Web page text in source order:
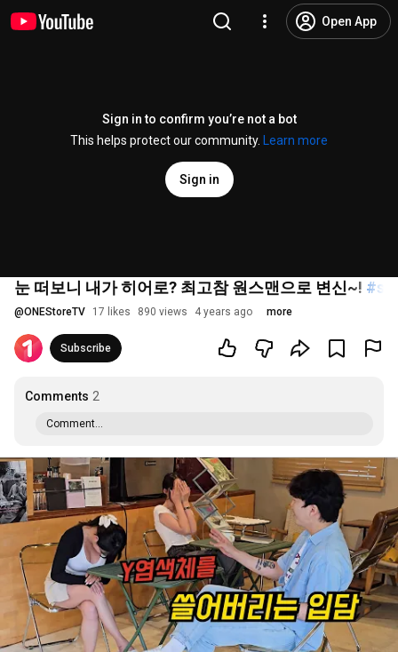
Open App
Sign in to confirm you’re not a bot
This helps protect our community.
Learn more
Sign in
눈 떠보니 내가 히어로? 최고참 원스맨으로 변신~!
@ONEStoreTV 17 likes 890 views 4 years ago more
Subscribe
Comments 2
Comment...